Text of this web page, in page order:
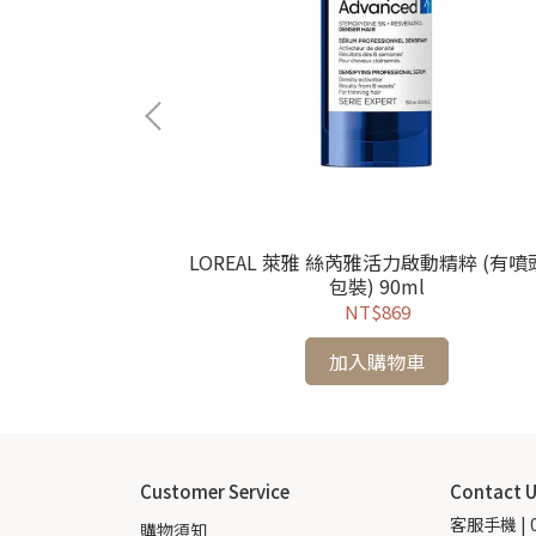
LOREAL 萊雅 絲芮雅活力啟動精粹 (有噴
包裝) 90ml
NT$869
加入購物車
Customer Service
購物須知
Contact
客服手機 |